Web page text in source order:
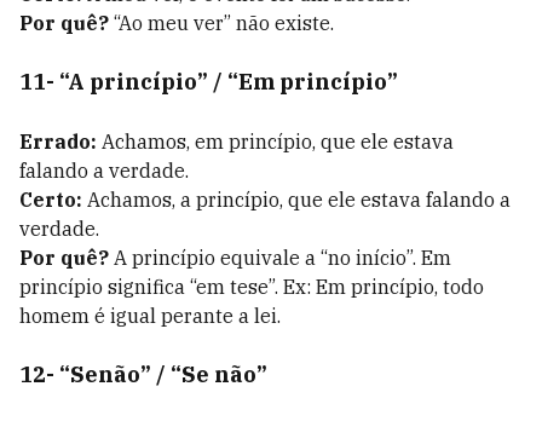
Por quê? “Ao meu ver” não existe.
11- “A princípio” / “Em princípio”
Errado: Achamos, em princípio, que ele estava
falando a verdade.
Certo: Achamos, a princípio, que ele estava falando a
verdade.
Por quê? A princípio equivale a “no início”. Em
princípio significa “em tese”. Ex: Em princípio, todo
homem é igual perante a lei.
12- “Senão” / “Se não”